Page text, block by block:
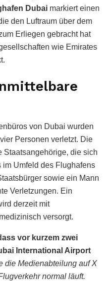
Dubai markiert einen
den Luftraum über dem
Erliegen gebracht hat
wie Emirates
von Dubai wurden
Personen verletzt. Die
Staatsangehörige, die sich
Umfeld des Flughafens
sowie ein Mann
Verletzungen. Ein
derzeit mit
versorgt.
vor kurzem zwei
International Airport
die Medienabteilung auf X
normal läuft.